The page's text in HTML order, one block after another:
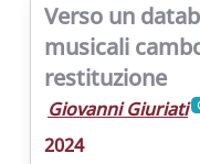
Verso un
musicali
restituzione
Giovanni Giuriati
2024